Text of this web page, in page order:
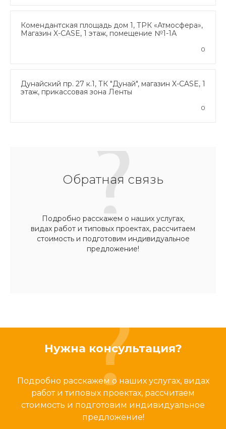
Комендантская площадь дом 1, ТРК «Атмосфера»,
Магазин X-CASE, 1 этаж, помещение №1-1А
0
Дунайский пр. 27 к.1, ТК "Дунай", магазин X-CASE, 1
этаж, прикассовая зона Ленты
0
Обратная связь
Подробно расскажем о наших услугах,
видах работ и типовых проектах, рассчитаем
стоимость и подготовим индивидуальное
предложение!
Нужна консультация?
Подробно расскажем о наших услугах, видах
работ и типовых проектах, рассчитаем
стоимость и подготовим индивидуальное
предложение!